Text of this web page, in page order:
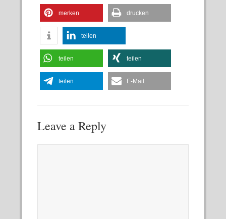
merken drucken
teilen
teilen teilen
teilen E-Mail
Leave a Reply